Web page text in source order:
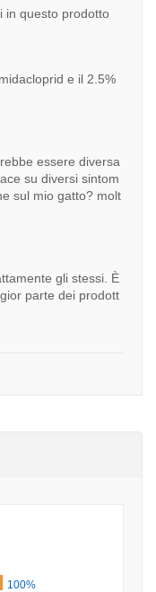
in questo prodotto
e il 2.5%
essere diversa
su diversi sintom
sul mio gatto? molt
gli stessi. È
parte dei prodott
100%